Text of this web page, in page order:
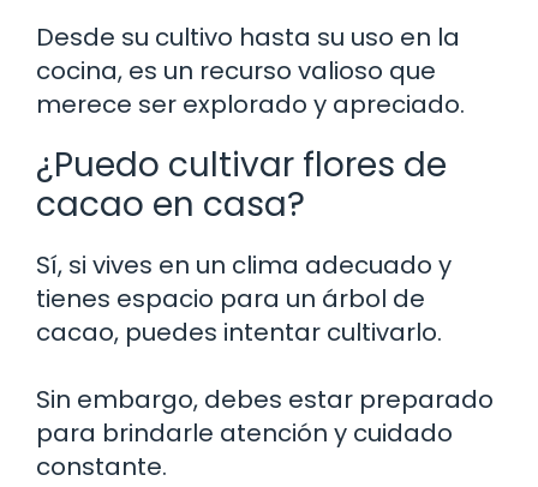
Desde su cultivo hasta su uso en la
cocina, es un recurso valioso que
merece ser explorado y apreciado.
¿Puedo cultivar flores de
cacao en casa?
Sí, si vives en un clima adecuado y
tienes espacio para un árbol de
cacao, puedes intentar cultivarlo.
Sin embargo, debes estar preparado
para brindarle atención y cuidado
constante.